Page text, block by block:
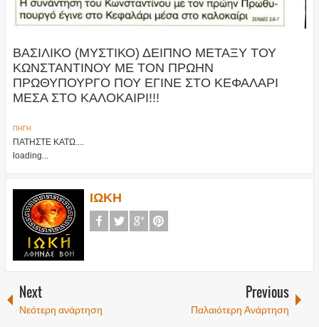
ΒΑΣΙΛΙΚΟ (ΜΥΣΤΙΚΟ) ΔΕΙΠΝΟ ΜΕΤΑΞΥ ΤΟΥ
ΚΩΝΣΤΑΝΤΙΝΟΥ ΜΕ ΤΟΝ ΠΡΩΗΝ
ΠΡΩΘΥΠΟΥΡΓΟ ΠΟΥ ΕΓΙΝΕ ΣΤΟ ΚΕΦΑΛΑΡΙ
ΜΕΣΑ ΣΤΟ ΚΑΛΟΚΑΙΡΙ!!!
ΠΗΓΗ
ΠΑΤΗΣΤΕ ΚΑΤΩ....
loading...
ΙΩΚΗ
Next
Νεότερη ανάρτηση
Previous
Παλαιότερη Ανάρτηση